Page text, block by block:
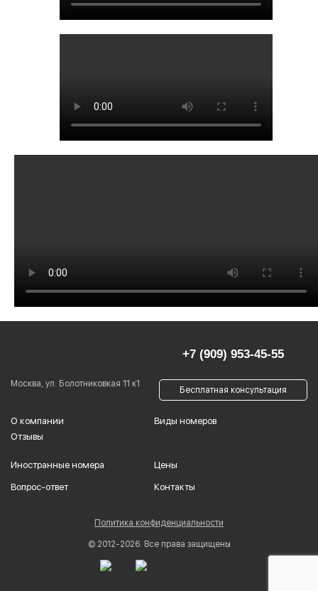
Москва, ул. Болотниковкая 11 к1
О компании
Отзывы
Виды номеров
Иностранные номера Цены
Вопрос-ответ Контакты
+7 (909) 953-45-55
Бесплатная консультация
Политика конфиденциальности
© 2012-2026. Все права защищены